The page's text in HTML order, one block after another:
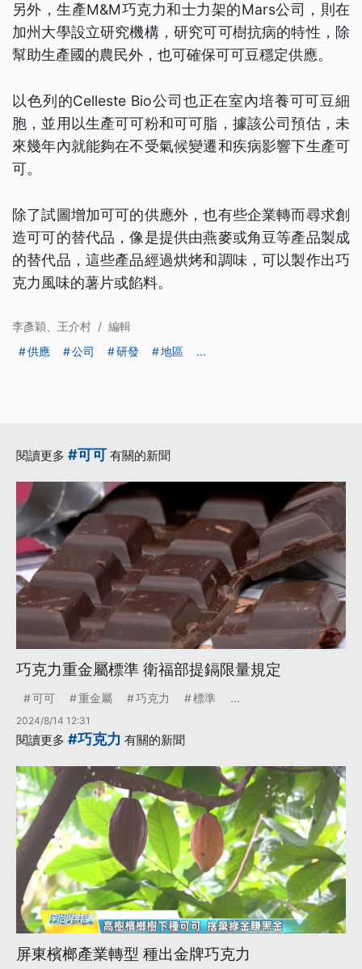
另外，生產M&M巧克力和士力架的Mars公司，則在
加州大學設立研究機構，研究可可樹抗病的特性，除
幫助生產國的農民外，也可確保可可豆穩定供應。
以色列的Celleste Bio公司也正在室內培養可可豆細
胞，並用以生產可可粉和可可脂，據該公司預估，未
來幾年內就能夠在不受氣候變遷和疾病影響下生產可
可。
除了試圖增加可可的供應外，也有些企業轉而尋求創
造可可的替代品，像是提供由燕麥或角豆等產品製成
的替代品，這些產品經過烘烤和調味，可以製作出巧
克力風味的薯片或餡料。
李彥穎、王介村 / 編輯
供應
公司 研發 地區 ...
閱讀更多 #可可 有關的新聞
巧克力重金屬標準 衛福部提鎘限量規定
可可 重金屬 巧克力 標準 ...
2024/8/14 12:31
閱讀更多 #巧克力 有關的新聞
屏東檳榔產業轉型 種出金牌巧克力